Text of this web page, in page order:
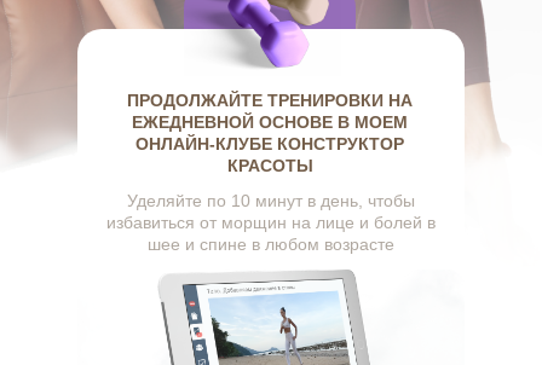
ПРОДОЛЖАЙТЕ ТРЕНИРОВКИ НА
ЕЖЕДНЕВНОЙ ОСНОВЕ В МОЕМ
ОНЛАЙН-КЛУБЕ КОНСТРУКТОР
КРАСОТЫ
Уделяйте по 10 минут в день, чтобы
избавиться от морщин на лице и болей в
шее и спине в любом возрасте